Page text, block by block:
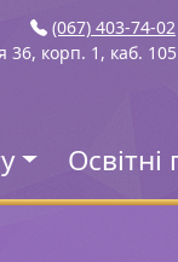
(067) 403-74-02
36, корп. 1, каб. 105